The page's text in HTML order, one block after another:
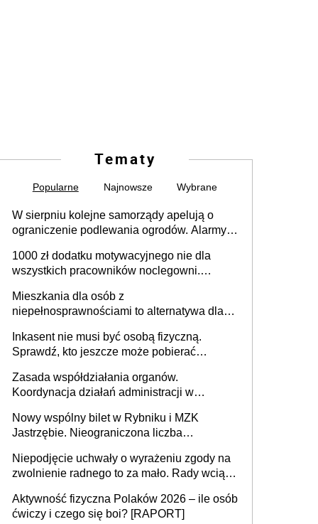
Tematy
Popularne Najnowsze Wybrane
W sierpniu kolejne samorządy apelują o
ograniczenie podlewania ogrodów. Alarmy w
może objąć cały kraj
1000 zł dodatku motywacyjnego nie dla
wszystkich pracowników noclegowni.
Mieszkania dla osób z
niepełnosprawnościami to alternatywa dla
samodzielnie lub z rodziną
Inkasent nie musi być osobą fizyczną.
Sprawdź, kto jeszcze może pobierać
Zasada współdziałania organów.
Koordynacja działań administracji w
Nowy wspólny bilet w Rybniku i MZK
Jastrzębie. Nieograniczona liczba
Niepodjęcie uchwały o wyrażeniu zgody na
zwolnienie radnego to za mało. Rady wciąż
rozstrzygać sprawy
Aktywność fizyczna Polaków 2026 – ile osób
ćwiczy i czego się boi? [RAPORT]